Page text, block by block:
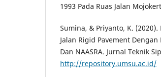
1993 Pada Ruas Jalan
Sumina, & Priyanto, K.
Jalan Rigid Pavement
Dan NAASRA. Jurnal Teknik
http://repository.umsu.ac.id/